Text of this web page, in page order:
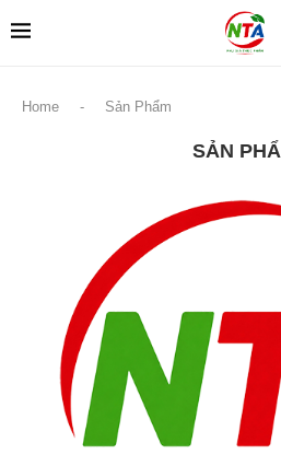
Home - Sản Phẩm
SẢN